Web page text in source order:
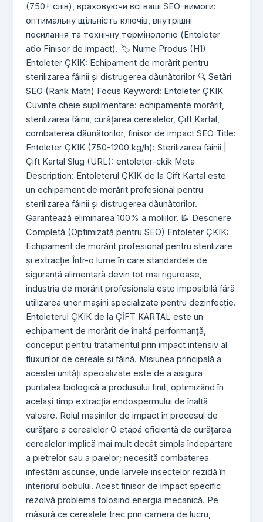
(750+ слів), враховуючи всі ваші SEO-вимоги:
оптимальну щільність ключів, внутрішні
посилання та технічну термінологію (Entoleter
або Finisor de impact). 🏷 Nume Produs (H1)
Entoleter ÇKIK: Echipament de morărit pentru
sterilizarea făinii și distrugerea dăunătorilor 🔍 Setări
SEO (Rank Math) Focus Keyword: Entoleter ÇKIK
Cuvinte cheie suplimentare: echipamente morărit,
sterilizarea făinii, curățarea cerealelor, Çift Kartal,
combaterea dăunătorilor, finisor de impact SEO Title:
Entoleter ÇKIK (750-1200 kg/h): Sterilizarea făinii |
Çift Kartal Slug (URL): entoleter-ckik Meta
Description: Entoleterul ÇKIK de la Çift Kartal este
un echipament de morărit profesional pentru
sterilizarea făinii și distrugerea dăunătorilor.
Garantează eliminarea 100% a moliilor. 📝 Descriere
Completă (Optimizată pentru SEO) Entoleter ÇKIK:
Echipament de morărit profesional pentru sterilizare
și extracție Într-o lume în care standardele de
siguranță alimentară devin tot mai riguroase,
industria de morărit profesională este imposibilă fără
utilizarea unor mașini specializate pentru dezinfecție.
Entoleterul ÇKIK de la ÇİFT KARTAL este un
echipament de morărit de înaltă performanță,
conceput pentru tratamentul prin impact intensiv al
fluxurilor de cereale și făină. Misiunea principală a
acestei unități specializate este de a asigura
puritatea biologică a produsului finit, optimizând în
același timp extracția endospermului de înaltă
valoare. Rolul mașinilor de impact în procesul de
curățare a cerealelor O etapă eficientă de curățarea
cerealelor implică mai mult decât simpla îndepărtare
a pietrelor sau a paielor; necesită combaterea
infestării ascunse, unde larvele insectelor rezidă în
interiorul bobului. Acest finisor de impact specific
rezolvă problema folosind energia mecanică. Pe
măsură ce cerealele trec prin camera de lucru,